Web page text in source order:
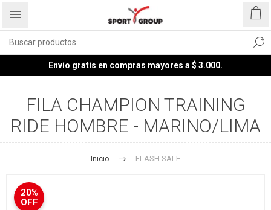
Envío gratis en compras mayores a $ 3.000.
FILA CHAMPION TRAINING
RIDE HOMBRE - MARINO/LIMA
Inicio FLASH SALE
20%
OFF